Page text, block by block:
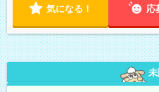
気になる！ 応